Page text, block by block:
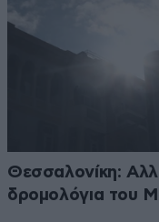
Θεσσαλονίκη:
δρομολόγια του